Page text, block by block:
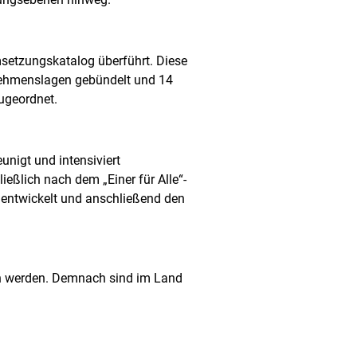
überführt. Diese
gebündelt und 14
und intensiviert
nach dem „Einer für Alle“-
und anschließend den
Demnach sind im Land